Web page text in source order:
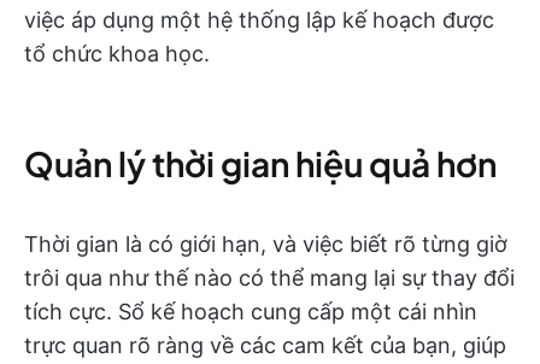
việc áp dụng một hệ thống lập kế hoạch được
tổ chức khoa học.
Quản lý thời gian hiệu quả hơn
Thời gian là có giới hạn, và việc biết rõ từng giờ
trôi qua như thế nào có thể mang lại sự thay đổi
tích cực. Sổ kế hoạch cung cấp một cái nhìn
trực quan rõ ràng về các cam kết của bạn, giúp